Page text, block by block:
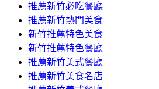
推薦新竹必吃餐廳
推薦新竹熱門美食
新竹推薦特色美食
新竹推薦特色餐廳
推薦新竹美式餐廳
推薦新竹美食名店